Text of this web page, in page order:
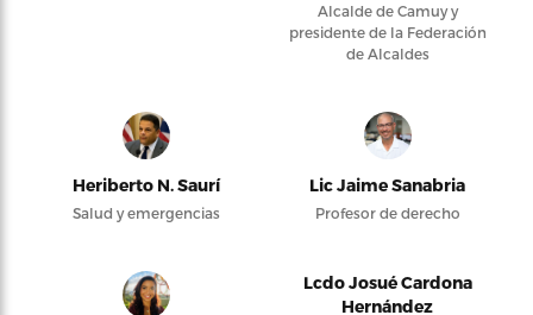
Alcalde de Camuy y
presidente de la Federación
de Alcaldes
Heriberto N. Saurí
Salud y emergencias
Lic Jaime Sanabria
Profesor de derecho
Lcdo Josué Cardona
Hernández